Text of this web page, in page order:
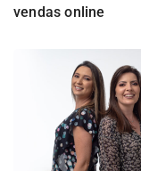
vendas online